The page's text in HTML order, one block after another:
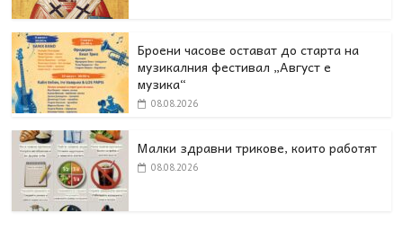
Броени часове остават до старта на
музикалния фестивал „Август е
музика“
08.08.2026
Малки здравни трикове, които работят
08.08.2026